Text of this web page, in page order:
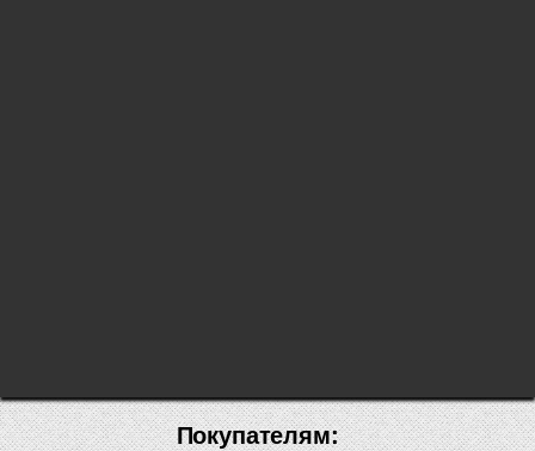
Покупателям: